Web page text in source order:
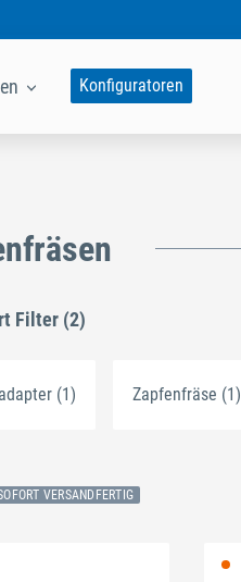
Konfiguratoren
Filter (2)
(1) Zapfenfräse (1)
VERSANDFERTIG